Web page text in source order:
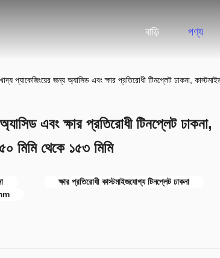
বাড়ি পণ্য
খাদ্য প্যাকেজিংয়ের জন্য অ্যাসিড এবং ক্ষার প্রতিরোধী টিনপ্লেট ঢাকনা,
এবং ক্ষার প্রতিরোধী টিনপ্লেট ঢাকনা,
মিমি থেকে ১৫৩ মিমি
ক্ষার প্রতিরোধী কাস্টমাইজযোগ্য টিনপ্লেট ঢাকনা